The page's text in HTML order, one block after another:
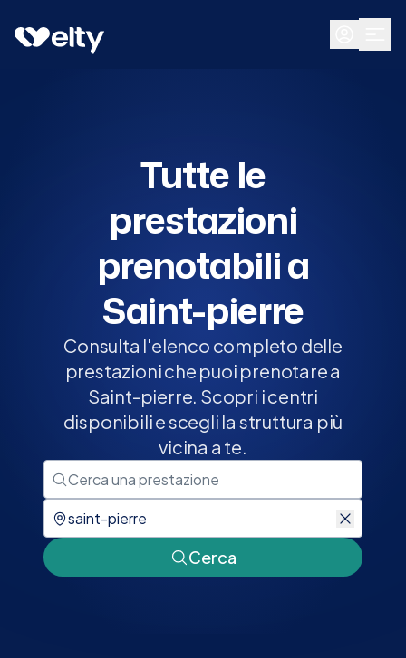
Prenota visita
Tutte le
prestazioni
prenotabili a
Saint-pierre
Consulta l'elenco completo delle
prestazioni che puoi prenotare a
Saint-pierre. Scopri i centri
disponibili e scegli la struttura più
vicina a te.
Cerca